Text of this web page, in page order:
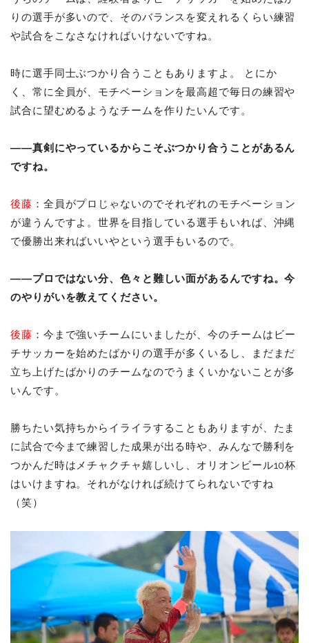
りの選手が多いので、そのバランスを変えれるくらい練習
や試合をこなさなければいけないですね。
時に選手同士ぶつかり合うこともありますよ。 とにか
く、常に全員が、モチベーションを最高超で毎日の練習や
試合に望むめるようなチームを作りたいんです。
――真剣にやっているからこそぶつかり合うことがあるん
ですね。
後藤 ：全員がプロじゃないのでそれぞれのモチベーション
が違うんですよ。世界を目指している選手もいれば、沖縄
で優勝出来ればいいやという選手もいるので。
――プロではない分、色々と難しい面があるんですね。今
のやりがいを教えてください。
後藤 ：今まで強いチームにいましたが、今のチームはビー
チサッカーを始めたばかりの選手が多くいるし、まだまだ
立ち上げたばかりのチームなのでうまくいかないことが多
いんです。
勝ちたい気持ちからイライラすることもありますが、たま
に試合で今まで練習した成果が出る時や、みんなで勝利を
つかんだ時はメチャクチャ嬉しいし、オリオンビール10杯
はいけますね。それがなければ続けてられないですね
（笑）